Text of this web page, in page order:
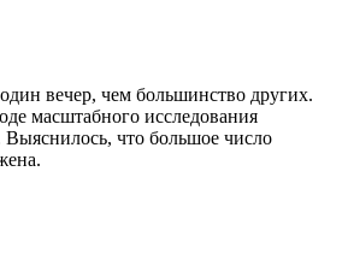
вечер, чем большинство других.
масштабного исследования
что большое число